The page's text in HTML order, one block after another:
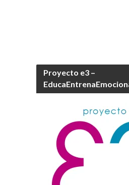
Proyecto e3 –